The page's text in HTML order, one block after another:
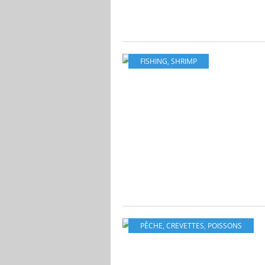
FISHING, SHRIMP
PÊCHE, CREVETTES, POISSONS